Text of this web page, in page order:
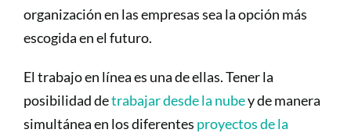
organización en las empresas sea la opción más
escogida en el futuro.
El trabajo en línea es una de ellas. Tener la
posibilidad detrabajar desde la nubey de manera
simultánea en los diferentes proyectos de la